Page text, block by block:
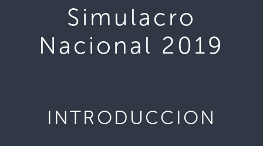
Simulacro
Nacional 2019
INTRODUCCION